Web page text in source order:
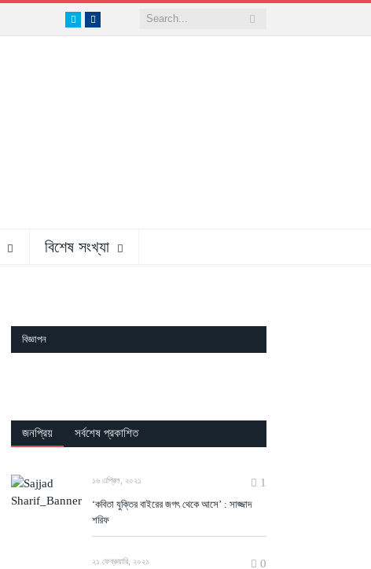
TwitterFacebook
বিশেষ সংখ্যা
বিজ্ঞাপন
জনপ্রিয় সর্বশেষ প্রকাশিত
১৬ এপ্রিল, ২০২১ 1
‘কবিতা যুক্তির বাইরের জগৎ থেকে আসে’ : সাজ্জাদ
শরিফ
২১ ফেব্রুয়ারি, ২০২১ 0